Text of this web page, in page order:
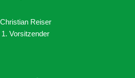
Christian Reiser
1. Vorsitzender